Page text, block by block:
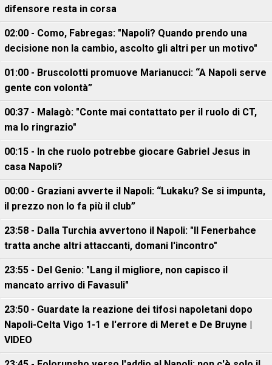
difensore resta in corsa
02:00 - Como, Fabregas: "Napoli? Quando prendo una
decisione non la cambio, ascolto gli altri per un motivo"
01:00 - Bruscolotti promuove Marianucci: “A Napoli serve
gente con volontà”
00:37 - Malagò: "Conte mai contattato per il ruolo di CT,
ma lo ringrazio"
00:15 - In che ruolo potrebbe giocare Gabriel Jesus in
casa Napoli?
00:00 - Graziani avverte il Napoli: “Lukaku? Se si impunta,
il prezzo non lo fa più il club”
23:58 - Dalla Turchia avvertono il Napoli: "Il Fenerbahce
tratta anche altri attaccanti, domani l'incontro"
23:55 - Del Genio: "Lang il migliore, non capisco il
mancato arrivo di Favasuli"
23:50 - Guardate la reazione dei tifosi napoletani dopo
Napoli-Celta Vigo 1-1 e l'errore di Meret e De Bruyne |
VIDEO